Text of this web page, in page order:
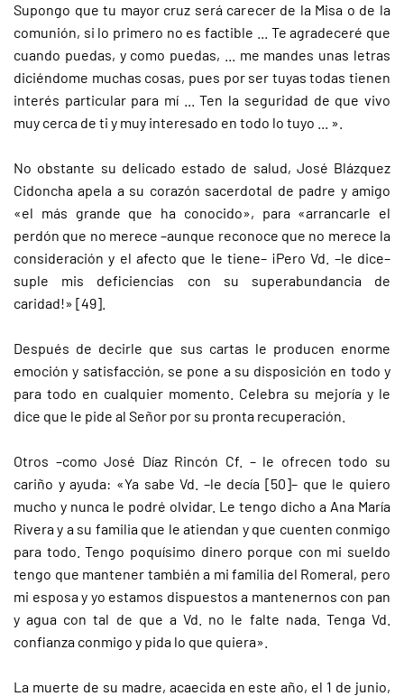
Supongo que tu mayor cruz será carecer de la Misa o de la
comunión, si lo primero no es factible ... Te agradeceré que
cuando puedas, y como puedas, ... me mandes unas letras
diciéndome muchas cosas, pues por ser tuyas todas tienen
interés particular para mí ... Ten la seguridad de que vivo
muy cerca de ti y muy interesado en todo lo tuyo ... ».
No obstante su delicado estado de salud, José Blázquez
Cidoncha apela a su corazón sacerdotal de padre y amigo
«el más grande que ha conocido», para «arrancarle el
perdón que no merece –aunque reconoce que no merece la
consideración y el afecto que le tiene– ¡Pero Vd. –le dice–
suple mis deficiencias con su superabundancia de
caridad!» [49].
Después de decirle que sus cartas le producen enorme
emoción y satisfacción, se pone a su disposición en todo y
para todo en cualquier momento. Celebra su mejoría y le
dice que le pide al Señor por su pronta recuperación.
Otros –como José Díaz Rincón Cf. – le ofrecen todo su
cariño y ayuda: «Ya sabe Vd. –le decía [50]– que le quiero
mucho y nunca le podré olvidar. Le tengo dicho a Ana María
Rivera y a su familia que le atiendan y que cuenten conmigo
para todo. Tengo poquísimo dinero porque con mi sueldo
tengo que mantener también a mi familia del Romeral, pero
mi esposa y yo estamos dispuestos a mantenernos con pan
y agua con tal de que a Vd. no le falte nada. Tenga Vd.
confianza conmigo y pida lo que quiera».
La muerte de su madre, acaecida en este año, el 1 de junio,